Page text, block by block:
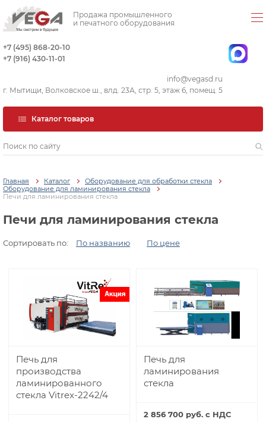
Продажа промышленного
и печатного оборудования
+7 (495) 868-20-10
+7 (916) 430-11-01
info@vegasd.ru
г. Мытищи, Волковское ш., влд. 23А, стр. 5, этаж 6, помещ. 5
Каталог товаров
Главная Каталог
Оборудование для обработки стекла
Оборудование для ламинирования стекла
Печи для ламинирования стекла
Печи для ламинирования стекла
Сортировать по: По названию По цене
Печь для
производства
ламинированного
стекла Vitrex-2242/4
Печь для
ламинирования
стекла
2 856 700 руб. с НДС